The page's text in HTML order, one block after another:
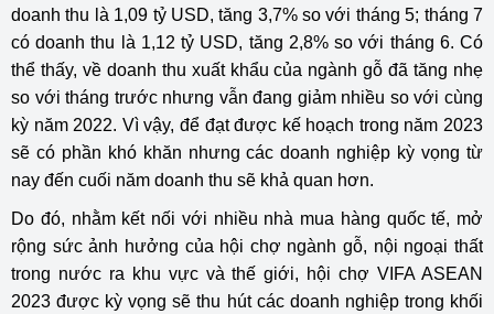
doanh thu là 1,09 tỷ USD, tăng 3,7% so với tháng 5; tháng 7
có doanh thu là 1,12 tỷ USD, tăng 2,8% so với tháng 6. Có
thể thấy, về doanh thu xuất khẩu của ngành gỗ đã tăng nhẹ
so với tháng trước nhưng vẫn đang giảm nhiều so với cùng
kỳ năm 2022. Vì vậy, để đạt được kế hoạch trong năm 2023
sẽ có phần khó khăn nhưng các doanh nghiệp kỳ vọng từ
nay đến cuối năm doanh thu sẽ khả quan hơn.
Do đó, nhằm kết nối với nhiều nhà mua hàng quốc tế, mở
rộng sức ảnh hưởng của hội chợ ngành gỗ, nội ngoại thất
trong nước ra khu vực và thế giới, hội chợ VIFA ASEAN
2023 được kỳ vọng sẽ thu hút các doanh nghiệp trong khối